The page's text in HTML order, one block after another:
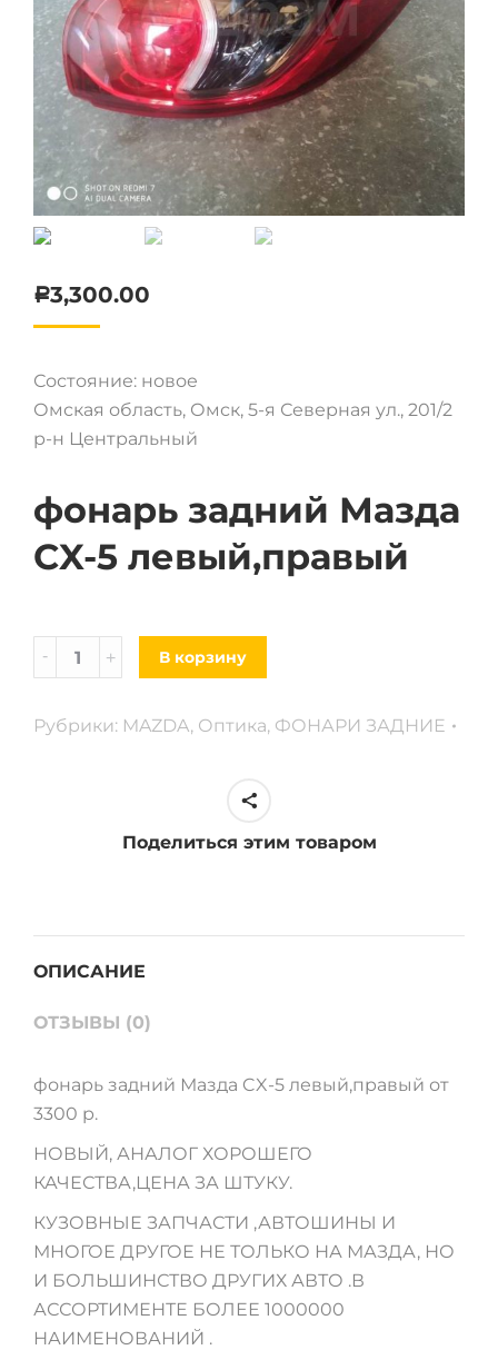
Р3,300.00
Состояние: новое
Омская область, Омск, 5-я Северная ул., 201/2
р-н Центральный
фонарь задний Мазда
CX-5 левый,правый
Фонарь
задний
CX-
В корзину
Рубрики: MAZDA, Оптика, ФОНАРИ ЗАДНИЕ
Поделиться этим товаром
ОПИСАНИЕ
ОТЗЫВЫ (0)
фонарь задний Мазда CX-5 левый,правый от
3300 р.
НОВЫЙ, АНАЛОГ ХОРОШЕГО
КАЧЕСТВА,ЦЕНА ЗА ШТУКУ.
КУЗОВНЫЕ ЗАПЧАСТИ ,АВТОШИНЫ И
МНОГОЕ ДРУГОЕ НЕ ТОЛЬКО НА МАЗДА, НО
И БОЛЬШИНСТВО ДРУГИХ АВТО .В
АССОРТИМЕНТЕ БОЛЕЕ 1000000
НАИМЕНОВАНИЙ .